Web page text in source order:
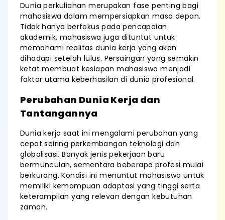
Dunia perkuliahan merupakan fase penting bagi
mahasiswa dalam mempersiapkan masa depan.
Tidak hanya berfokus pada pencapaian
akademik, mahasiswa juga dituntut untuk
memahami realitas dunia kerja yang akan
dihadapi setelah lulus. Persaingan yang semakin
ketat membuat kesiapan mahasiswa menjadi
faktor utama keberhasilan di dunia profesional.
Perubahan Dunia Kerja dan
Tantangannya
Dunia kerja saat ini mengalami perubahan yang
cepat seiring perkembangan teknologi dan
globalisasi. Banyak jenis pekerjaan baru
bermunculan, sementara beberapa profesi mulai
berkurang. Kondisi ini menuntut mahasiswa untuk
memiliki kemampuan adaptasi yang tinggi serta
keterampilan yang relevan dengan kebutuhan
zaman.